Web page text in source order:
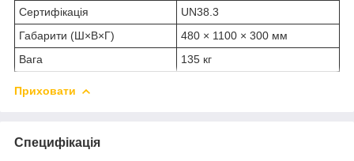
Сертифікація
UN38.3
Габарити (Ш×В×Г)
480 × 1100 × 300 мм
Вага
135 кг
Приховати
Специфікація